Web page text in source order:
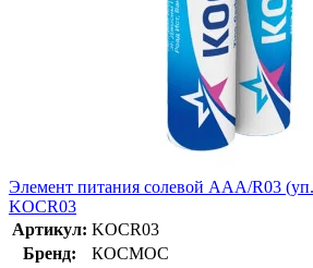
Элемент питания солевой AAA/R03
KOCR03
Артикул: KOCR03
Бренд:
КОСМОС